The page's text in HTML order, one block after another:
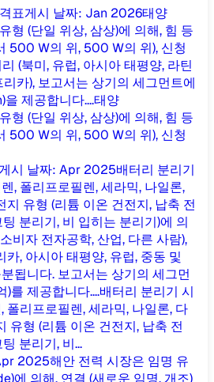
표게시 날짜: Jan 2026태양
형 (단일 위상, 삼상)에 의해, 힘 등
500 W의 위, 500 W의 위), 신청
(북미, 유럽, 아시아 태평양, 라틴
카), 보고서는 상기의 세그먼트에
제공합니다....태양
형 (단일 위상, 삼상)에 의해, 힘 등
500 W의 위, 500 W의 위), 신청
시 날짜: Apr 2025배터리 분리기
, 폴리프로필렌, 세라믹, 나일론,
지 유형 (리튬 이온 건전지, 납축 전
분리기, 비 입히는 분리기)에 의
비자 전자공학, 산업, 다른 사람),
카, 아시아 태평양, 유럽, 중동 및
됩니다. 보고서는 상기의 세그먼
)를 제공합니다....배터리 분리기 시
폴리프로필렌, 세라믹, 나일론, 다
유형 (리튬 이온 건전지, 납축 전
분리기, 비...
2025해안 전력 시장은 임명 유
에 의해, 연결 (새로운 임명, 개조)